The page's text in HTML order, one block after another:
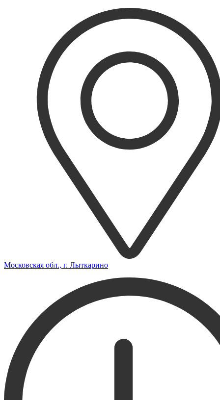
Московская обл., г. Лыткарино